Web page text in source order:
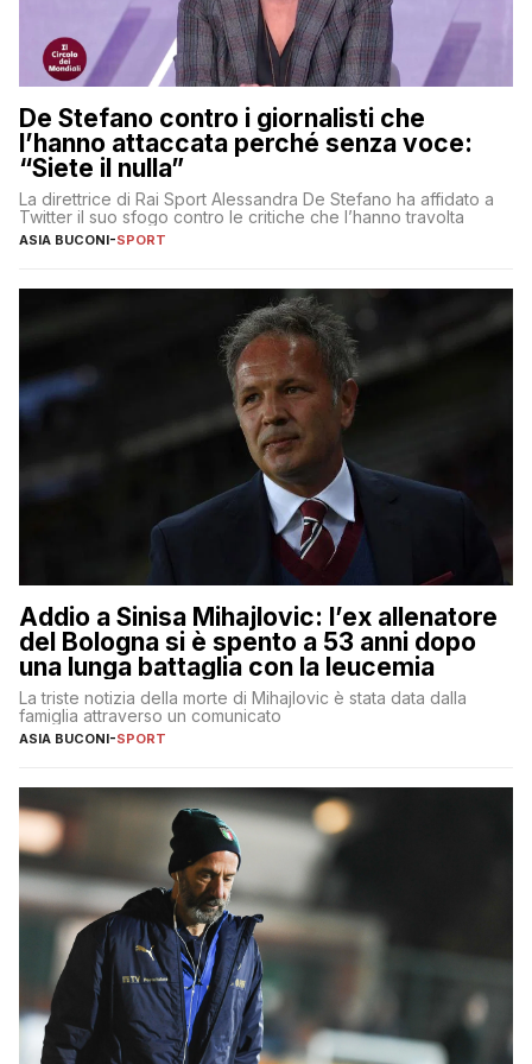
De Stefano contro i giornalisti che
l’hanno attaccata perché senza voce:
“Siete il nulla”
La direttrice di Rai Sport Alessandra De Stefano ha affidato a
Twitter il suo sfogo contro le critiche che l’hanno travolta
ASIA BUCONI-SPORT
Addio a Sinisa Mihajlovic: l’ex allenatore
del Bologna si è spento a 53 anni dopo
una lunga battaglia con la leucemia
La triste notizia della morte di Mihajlovic è stata data dalla
famiglia attraverso un comunicato
ASIA BUCONI-SPORT